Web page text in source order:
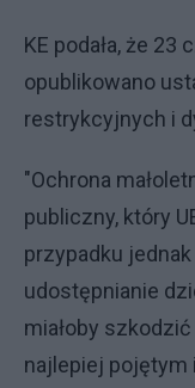
KE podała, że
opublikowano
restrykcyjnych i
"Ochrona
publiczny, który
przypadku
udostępnianie
miałoby
najlepiej pojętym